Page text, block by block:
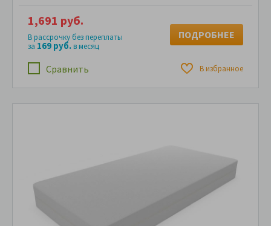
Сравнить В избранное
1,691 руб.
В рассрочку без переплаты
за 169 руб.в месяц
ПОДРОБНЕЕ